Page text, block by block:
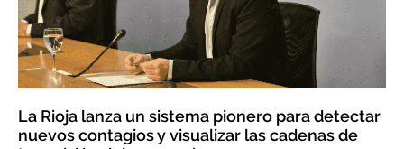
La Rioja lanza un sistema pionero para detectar
nuevos contagios y visualizar las cadenas de